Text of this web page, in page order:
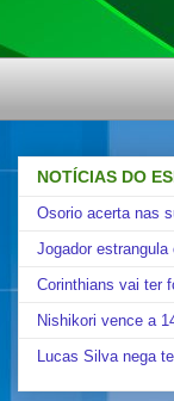
NOTÍCIAS DO
Osorio acerta nas
Jogador estrangula
Corinthians vai ter
Nishikori vence a
Lucas Silva nega